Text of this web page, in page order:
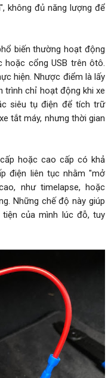
không đủ năng lượng để
biến thường hoạt động
cổng USB trên ôtô.
hiện. Nhược điểm là lấy
trình chỉ hoạt động khi xe
siêu tụ điện để tích trữ
tắt máy, nhưng thời gian
hoặc cao cấp có khả
điện liên tục nhằm "mở
như timelapse, hoặc
Những chế độ này giúp
của mình lúc đỗ, tuy